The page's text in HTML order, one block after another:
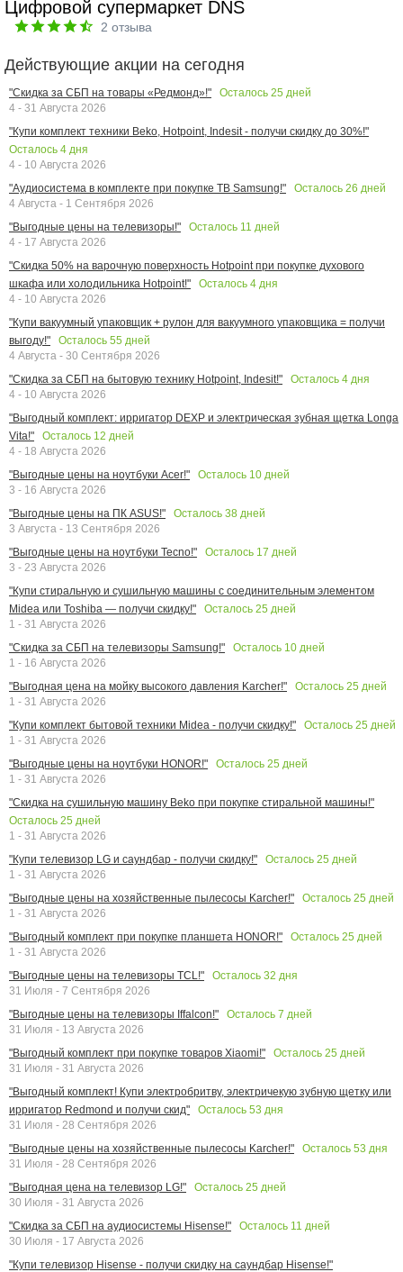
Цифровой супермаркет DNS
2 отзыва
Действующие акции на сегодня
"Скидка за СБП на товары «Редмонд»!" Осталось 25 дней
4 - 31 Августа 2026
"Купи комплект техники Beko, Hotpoint, Indesit - получи скидку до 30%!"
Осталось 4 дня
4 - 10 Августа 2026
"Аудиосистема в комплекте при покупке ТВ Samsung!"
Осталось 26 дней
4 Августа - 1 Сентября 2026
"Выгодные цены на телевизоры!"
Осталось 11 дней
4 - 17 Августа 2026
"Скидка 50% на варочную поверхность Hotpoint при покупке духового
шкафа или холодильника Hotpoint!"
Осталось 4 дня
4 - 10 Августа 2026
"Купи вакуумный упаковщик + рулон для вакуумного упаковщика = получи
выгоду!"
Осталось 55 дней
4 Августа - 30 Сентября 2026
"Скидка за СБП на бытовую технику Hotpoint, Indesit!"
Осталось 4 дня
4 - 10 Августа 2026
"Выгодный комплект: ирригатор DEXP и электрическая зубная щетка Longa
Vita!"
Осталось 12 дней
4 - 18 Августа 2026
"Выгодные цены на ноутбуки Acer!"
Осталось 10 дней
3 - 16 Августа 2026
"Выгодные цены на ПК ASUS!"
Осталось 38 дней
3 Августа - 13 Сентября 2026
"Выгодные цены на ноутбуки Tecno!"
Осталось 17 дней
3 - 23 Августа 2026
"Купи стиральную и сушильную машины с соединительным элементом
Midea или Toshiba — получи скидку!"
Осталось 25 дней
1 - 31 Августа 2026
"Скидка за СБП на телевизоры Samsung!"
Осталось 10 дней
1 - 16 Августа 2026
"Выгодная цена на мойку высокого давления Karcher!"
Осталось 25 дней
1 - 31 Августа 2026
"Купи комплект бытовой техники Midea - получи скидку!"
Осталось 25 дней
1 - 31 Августа 2026
"Выгодные цены на ноутбуки HONOR!"
Осталось 25 дней
1 - 31 Августа 2026
"Скидка на сушильную машину Beko при покупке стиральной машины!"
Осталось 25 дней
1 - 31 Августа 2026
"Купи телевизор LG и саундбар - получи скидку!"
Осталось 25 дней
1 - 31 Августа 2026
"Выгодные цены на хозяйственные пылесосы Karcher!"
Осталось 25 дней
1 - 31 Августа 2026
"Выгодный комплект при покупке планшета HONOR!"
Осталось 25 дней
1 - 31 Августа 2026
"Выгодные цены на телевизоры TCL!"
Осталось 32 дня
31 Июля - 7 Сентября 2026
"Выгодные цены на телевизоры Iffalcon!"
Осталось 7 дней
31 Июля - 13 Августа 2026
"Выгодный комплект при покупке товаров Xiaomi!"
Осталось 25 дней
31 Июля - 31 Августа 2026
"Выгодный комплект! Купи электробритву, электричекую зубную щетку или
ирригатор Redmond и получи скид"
Осталось 53 дня
31 Июля - 28 Сентября 2026
"Выгодные цены на хозяйственные пылесосы Karcher!"
Осталось 53 дня
31 Июля - 28 Сентября 2026
"Выгодная цена на телевизор LG!"
Осталось 25 дней
30 Июля - 31 Августа 2026
"Скидка за СБП на аудиосистемы Hisense!"
Осталось 11 дней
30 Июля - 17 Августа 2026
"Купи телевизор Hisense - получи скидку на саундбар Hisense!"